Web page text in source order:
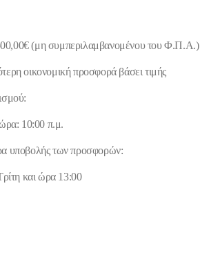
(μη συμπεριλαμβανομένου του Φ.Π.Α.)
οικονομική προσφορά βάσει τιμής
10:00 π.μ.
υποβολής των προσφορών:
και ώρα 13:00